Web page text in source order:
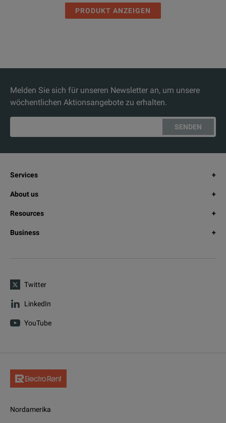
PRODUKT ANZEIGEN
Melden Sie sich für unseren Newsletter an, um unsere
wöchentlichen Aktionsangebote zu erhalten.
SENDEN
Services
About us
Resources
Business
Twitter
LinkedIn
YouTube
Nordamerika